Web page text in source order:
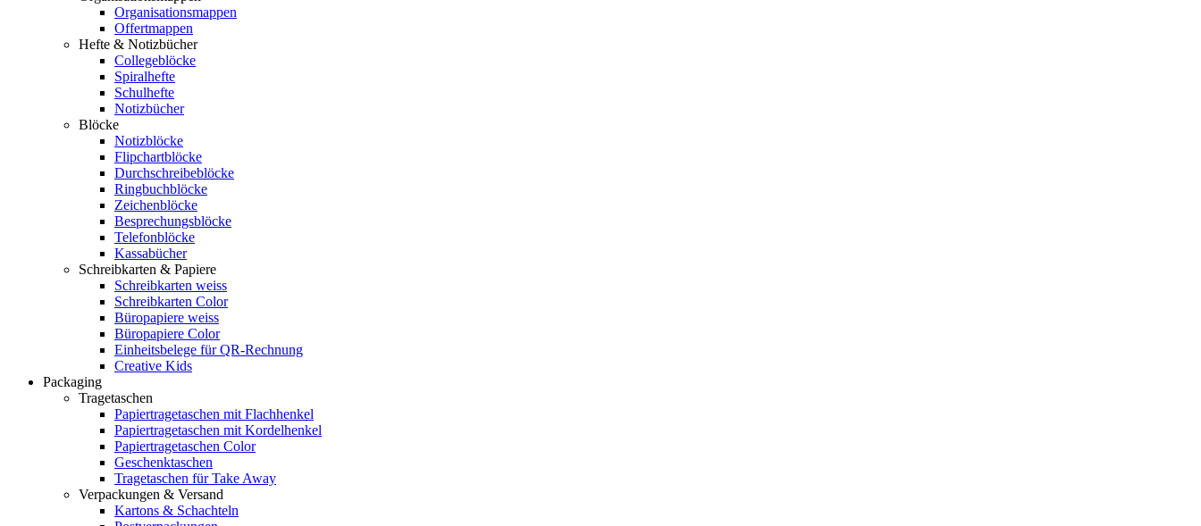
Organisationsmappen
Offertmappen
Hefte & Notizbücher
Collegeblöcke
Spiralhefte
Schulhefte
Notizbücher
Blöcke
Notizblöcke
Flipchartblöcke
Durchschreibeblöcke
Ringbuchblöcke
Zeichenblöcke
Besprechungsblöcke
Telefonblöcke
Kassabücher
Schreibkarten & Papiere
Schreibkarten weiss
Schreibkarten Color
Büropapiere weiss
Büropapiere Color
Einheitsbelege für QR-Rechnung
Creative Kids
Packaging
Tragetaschen
Papiertragetaschen mit Flachhenkel
Papiertragetaschen mit Kordelhenkel
Papiertragetaschen Color
Geschenktaschen
Tragetaschen für Take Away
Verpackungen & Versand
Kartons & Schachteln